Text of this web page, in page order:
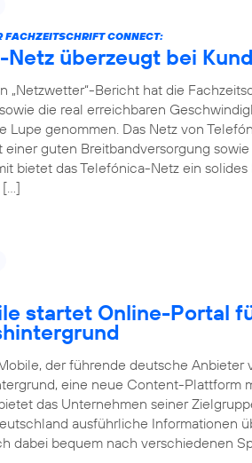
FACHZEITSCHRIFT CONNECT:
Netz überzeugt bei
„Netzwetter“-Bericht hat die
die real erreichbaren
Lupe genommen. Das Netz von
einer guten Breitbandversorgung
bietet das Telefónica-Netz ein
[…]
startet Online-Portal
der führende deutsche Anbieter
eine neue Content-Plattform
das Unternehmen seiner
ausführliche Informationen
dabei bequem nach verschiedenen